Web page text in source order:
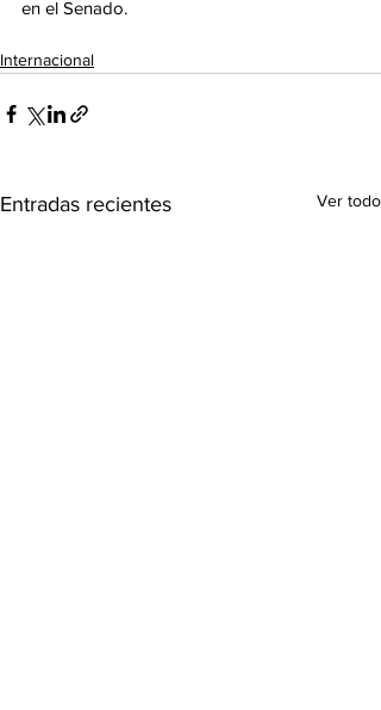
en el Senado.
Internacional
Entradas recientes Ver todo